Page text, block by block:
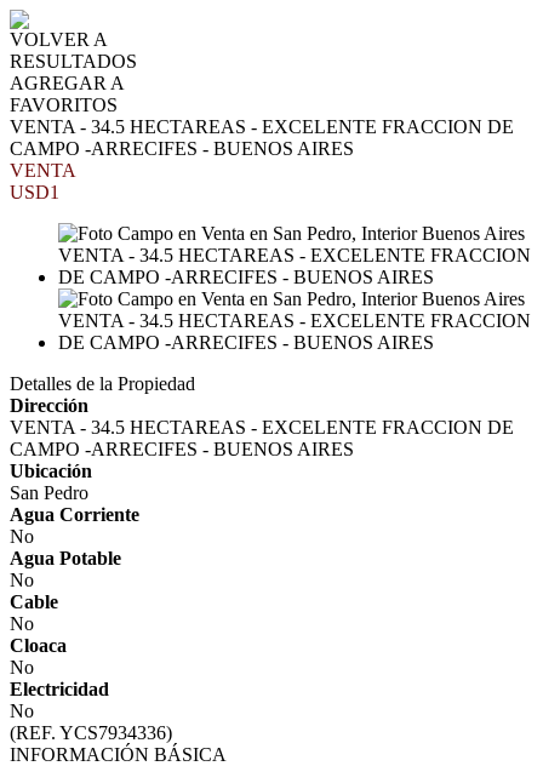
VOLVER A
RESULTADOS
AGREGAR A
FAVORITOS
VENTA - 34.5 HECTAREAS - EXCELENTE FRACCION DE
CAMPO -ARRECIFES - BUENOS AIRES
VENTA
USD1
Detalles de la Propiedad
Dirección
VENTA - 34.5 HECTAREAS - EXCELENTE FRACCION DE
CAMPO -ARRECIFES - BUENOS AIRES
Ubicación
San Pedro
Agua Corriente
No
Agua Potable
No
Cable
No
Cloaca
No
Electricidad
No
(REF. YCS7934336)
INFORMACIÓN BÁSICA